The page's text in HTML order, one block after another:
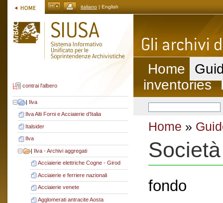
italiano | English
contrai l'albero
| Ilva
Ilva Alti Forni e Acciaierie d’Italia
Italsider
Ilva
| Ilva - Archivi aggregati
Acciaierie elettriche Cogne - Girod
Acciaierie e ferriere nazionali
Acciaierie venete
Agglomerati antracite Aosta
Home
inventories
Home »
fondo